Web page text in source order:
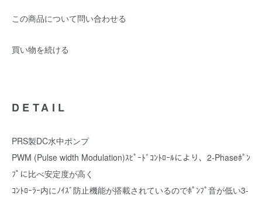
この商品について問い合わせる
買い物を続ける
DETAIL
PRS製DC水中ポンプ
PWM (Pulse width Modulation)ｽﾋﾟｰﾄﾞｺﾝﾄﾛｰﾙにより、2-Phaseﾎﾟﾝ
ﾌﾟに比べ安定度が高く
ｺﾝﾄﾛｰﾗｰ内にﾉｲｽﾞ防止機能が搭載されているのでﾎﾟﾝﾌﾟ音が低い3-